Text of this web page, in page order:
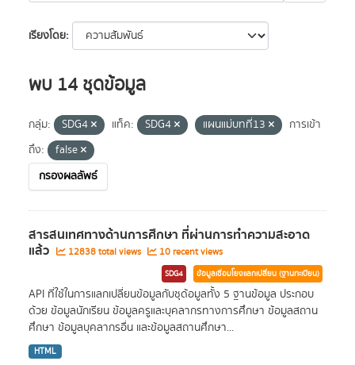
เรียงโดย
พบ 14 ชุดข้อมูล
กลุ่ม: SDG4 แท็ค: SDG4 แผนแม่บทที่13
การเข้า
ถึง:
false
กรองผลลัพธ์
สารสนเทศทางด้านการศึกษา ที่ผ่านการทำความสะอาด
แล้ว 12838 total views 10 recent views
SDG4 ข้อมูลเชื่อมโยงแลกเปลี่ยน (ฐานทะเบียน)
API ที่ใช้ในการแลกเปลี่ยนข้อมูลกับชุด้อมูลทั้ง 5 ฐานข้อมูล ประกอบ
ด้วย ข้อมูลนักเรียน ข้อมูลครูและบุคลากรทางการศึกษา ข้อมูลสถาน
ศึกษา ข้อมูลบุคลากรอื่น และข้อมูลสถานศึกษา...
HTML